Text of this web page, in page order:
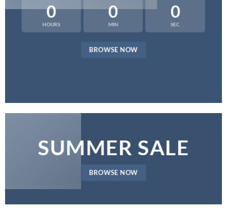
0
HOURS
0
MIN
0
SEC
BROWSE NOW
SUMMER SALE
BROWSE NOW